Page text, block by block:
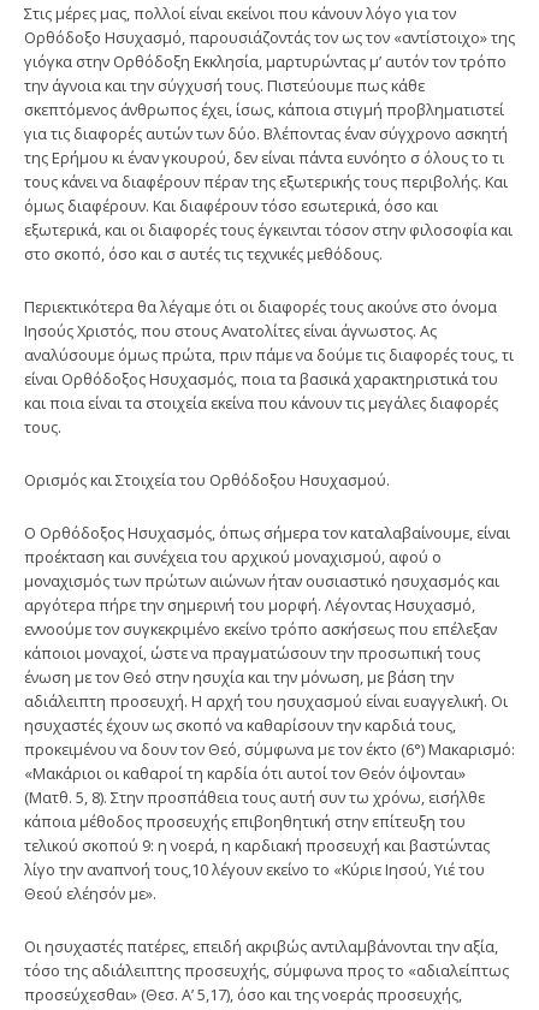
Στις μέρες μας, πολλοί είναι εκείνοι που κάνουν λόγο για τον
Ορθόδοξο Ησυχασμό, παρουσιάζοντάς τον ως τον «αντίστοιχο» της
γιόγκα στην Ορθό­δοξη Εκκλησία, μαρτυρώντας μ’ αυτόν τον τρόπο
την άγνοια και την σύγχυσή τους. Πιστεύουμε πως κάθε
σκεπτόμενος άνθρωπος έχει, ίσως, κάποια στιγμή προβληματιστεί
για τις διαφορές αυτών των δύο. Βλέποντας έναν σύγχρονο ασκητή
της Ερήμου κι έναν γκουρού, δεν είναι πάντα ευνόητο σ όλους το τι
τους κάνει να διαφέρουν πέραν της εξωτερικής τους περιβολής. Και
όμως διαφέρουν. Και διαφέρουν τόσο εσωτερικά, όσο και
εξωτερικά, και οι διαφορές τους έγκεινται τόσον στην φιλοσοφία και
στο σκοπό, όσο και σ αυτές τις τεχνικές μεθόδους.
Περιεκτικότερα θα λέγαμε ότι οι διαφορές τους ακούνε στο όνομα
Ιησούς Χριστός, που στους Ανατολίτες είναι άγνωστος. Ας
αναλύσουμε όμως πρώτα, πριν πάμε να δούμε τις διαφορές τους, τι
είναι Ορθόδοξος Ησυχασμός, ποια τα βασικά χαρακτηριστικά του
και ποια είναι τα στοιχεία εκείνα που κά­νουν τις μεγάλες διαφορές
τους.
Ορισμός και Στοιχεία του Ορθόδοξου Ησυχασμού.
Ο Ορθόδοξος Ησυ­χασμός, όπως σήμερα τον καταλαβαίνουμε, είναι
προέκταση και συνέχεια του αρχικού μοναχισμού, αφού ο
μοναχισμός των πρώτων αιώνων ήταν ουσια­στικό ησυχασμός και
αργότερα πήρε την σημερινή του μορφή. Λέγοντας Ησυ­χασμό,
εννοούμε τον συγκεκριμένο εκείνο τρόπο ασκήσεως που επέλεξαν
κάποιοι μοναχοί, ώστε να πραγματώσουν την προσωπική τους
ένωση με τον Θεό στην ησυχία και την μόνωση, με βάση την
αδιάλειπτη προσευχή. Η αρχή του ησυχασμού είναι ευαγγελική. Οι
ησυχαστές έχουν ως σκοπό να καθαρί­σουν την καρδιά τους,
προκειμένου να δουν τον Θεό, σύμφωνα με τον έκτο (6°) Μακαρισμό:
«Μακάριοι οι καθαροί τη καρδία ότι αυτοί τον Θεόν όψονται»
(Ματθ. 5, 8). Στην προσπάθεια τους αυτή συν τω χρόνω, εισήλθε
κάποια μέ­θοδος προσευχής επιβοηθητική στην επίτευξη του
τελικού σκοπού 9: η νοερά, η καρδιακή προσευχή και βαστώντας
λίγο την αναπνοή τους,10 λέγουν εκείνο το «Κύριε Ιησού, Υιέ του
Θεού ελέησόν με».
Οι ησυχαστές πατέρες, επειδή ακριβώς αντιλαμβάνονται την αξία,
τόσο της αδιάλειπτης προσευχής, σύμφωνα προς το «αδιαλείπτως
προσεύχεσθαι» (Θεσ. Α’ 5,17), όσο και της νοεράς προσευχής,